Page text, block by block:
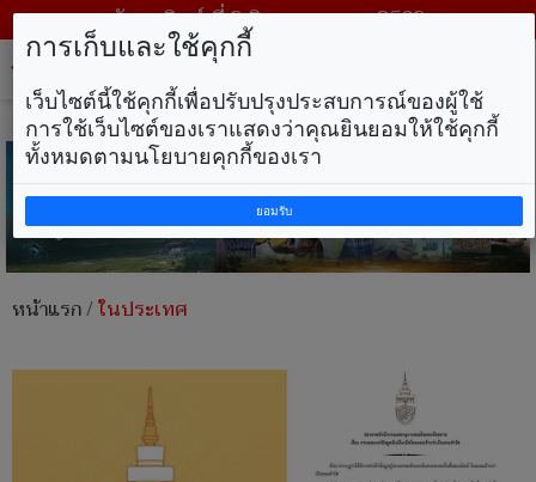
วันอาทิตย์ ที่ 9 สิงหาคม พ.ศ. 2569
หน้าแรก/ในประเทศ
การเก็บและใช้คุกกี้
เว็บไซต์นี้ใช้คุกกี้เพื่อปรับปรุงประสบการณ์ของผู้ใช้
การใช้เว็บไซต์ของเราแสดงว่าคุณยินยอมให้ใช้คุกกี้
ทั้งหมดตามนโยบายคุกกี้ของเรา
ยอมรับ